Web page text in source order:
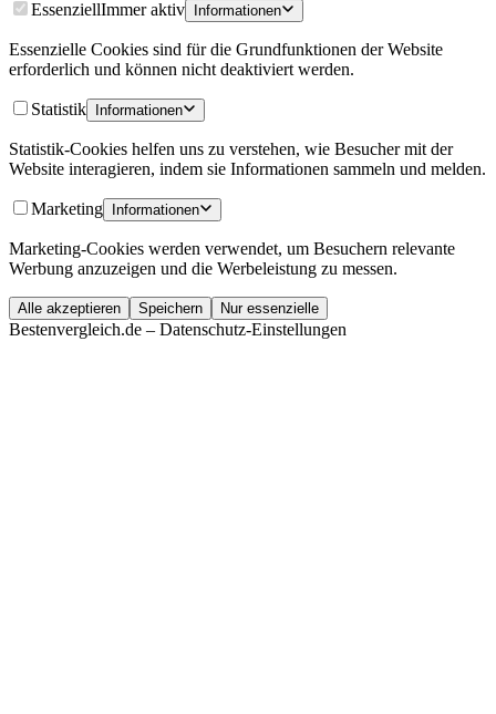
EssenziellImmer aktiv Informationen
Essenzielle Cookies sind für die Grundfunktionen der Website
erforderlich und können nicht deaktiviert werden.
Statistik Informationen
Statistik-Cookies helfen uns zu verstehen, wie Besucher mit der
Website interagieren, indem sie Informationen sammeln und melden.
Marketing Informationen
Marketing-Cookies werden verwendet, um Besuchern relevante
Werbung anzuzeigen und die Werbeleistung zu messen.
Alle akzeptieren Speichern Nur essenzielle
Bestenvergleich.de – Datenschutz-Einstellungen